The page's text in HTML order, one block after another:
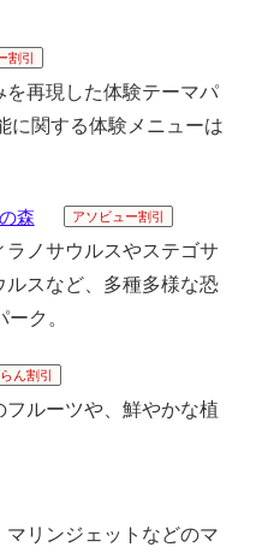
割引
再現した体験テーマパ
に関する体験メニューは
森 アソビュー割引
ノサウルスやステゴサ
スなど、多種多様な恐
ク。
ん割引
ルーツや、鮮やかな植
リンジェットなどのマ